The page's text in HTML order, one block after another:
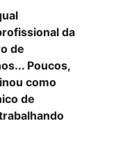
da
de
Poucos,
como
de